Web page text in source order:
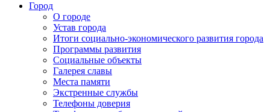
Город
О городе
Устав города
Итоги социально-экономического развития города
Программы развития
Социальные объекты
Галерея славы
Места памяти
Экстренные службы
Телефоны доверия